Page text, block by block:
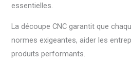
essentielles.
La découpe CNC garantit que
normes exigeantes, aider les
produits performants.